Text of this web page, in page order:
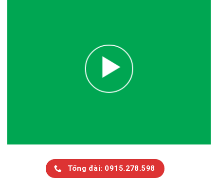
Tổng đài: 0915.278.598